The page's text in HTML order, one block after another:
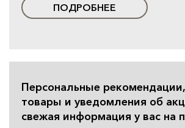
ПОДРОБНЕЕ
Персональные
товары и уведомления об
свежая информация у вас на